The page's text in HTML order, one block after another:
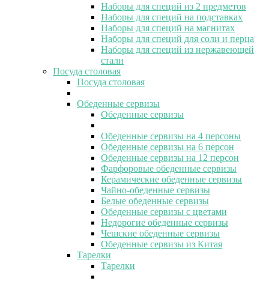
Наборы для специй из 2 предметов
Наборы для специй на подставках
Наборы для специй на магнитах
Наборы для специй для соли и перца
Наборы для специй из нержавеющей
стали
Посуда столовая
Посуда столовая
Обеденные сервизы
Обеденные сервизы
Обеденные сервизы на 4 персоны
Обеденные сервизы на 6 персон
Обеденные сервизы на 12 персон
Фарфоровые обеденные сервизы
Керамические обеденные сервизы
Чайно-обеденные сервизы
Белые обеденные сервизы
Обеденные сервизы с цветами
Недорогие обеденные сервизы
Чешские обеденные сервизы
Обеденные сервизы из Китая
Тарелки
Тарелки